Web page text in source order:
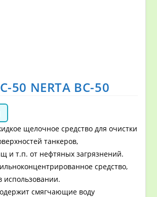
50 NERTA BC-50
щелочное средство для очистки
танкеров,
и т.п. от нефтяных загрязнений.
средство,
использовании.
смягчающие воду